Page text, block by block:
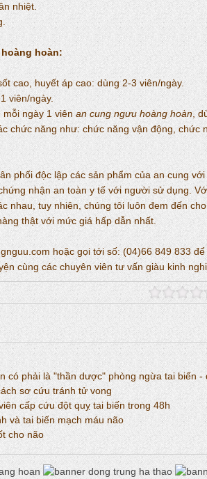
nhiệt.
hoàn:
cao, huyết áp cao: dùng 2-3 viên/ngày.
viên/ngày.
mỗi ngày 1 viênan cung ngưu hoàng hoàn ,
chức năng như: chức năng vận động, chức
phối độc lập các sản phẩm của an cung
nhận an toàn y tế với người sử dụng.
nhau, tuy nhiên, chúng tôi luôn đem đến
thật với mức giá hấp dẫn nhất.
hoặc gọi tới số: (04)66 849 833
cùng các chuyên viên tư vấn giàu kinh
có phải là "thần dược" phòng ngừa tai biến -
sơ cứu tránh tử vong
cấp cứu đột quỵ tai biến trong 48h
và tai biến mạch máu não
cho não